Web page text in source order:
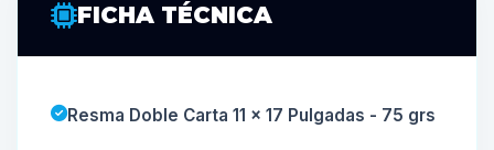
FICHA TÉCNICA
Resma Doble Carta 11 x 17 Pulgadas - 75 grs